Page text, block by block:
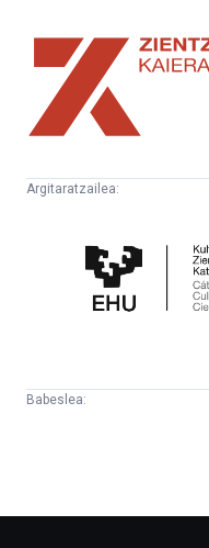
Zientzia
Kaiera
Argitaratzailea:
Zientifikoko
Katedra
Babeslea: